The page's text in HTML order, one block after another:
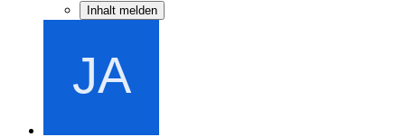
Inhalt melden